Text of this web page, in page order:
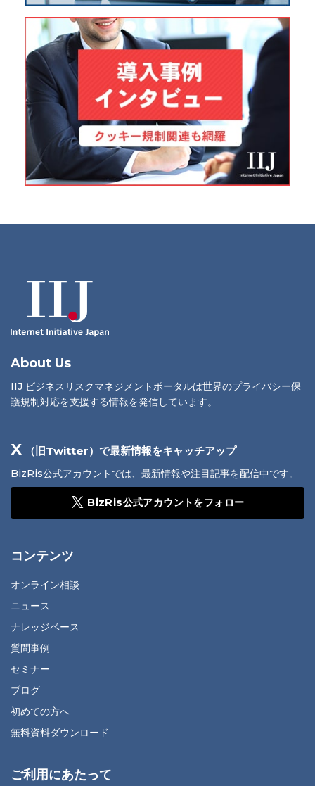
About Us
IIJ ビジネスリスクマネジメントポータルは世界のプライバシー保
護規制対応を支援する情報を発信しています。
X （旧Twitter）で最新情報をキャッチアップ
BizRis公式アカウントでは、最新情報や注目記事を配信中です。
BizRis公式アカウントをフォロー
コンテンツ
オンライン相談
ニュース
ナレッジベース
質問事例
セミナー
ブログ
初めての方へ
無料資料ダウンロード
ご利用にあたって